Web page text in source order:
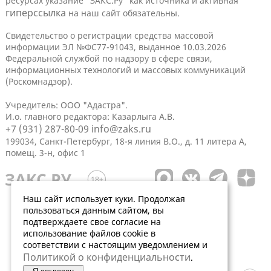
гиперссылка на наш сайт обязательны.
Свидетельство о регистрации средства массовой
информации ЭЛ №ФС77-91043, выданное 10.03.2026
Федеральной службой по надзору в сфере связи,
информационных технологий и массовых коммуникаций
(Роскомнадзор).
Учредитель: ООО "Адастра".
И.о. главного редактора: Казарлыга А.В.
+7 (931) 287-80-09 info@zaks.ru
199034, Санкт-Петербург, 18-я линия В.О., д. 11 литера А,
помещ. 3-н, офис 1
Наш сайт использует куки. Продолжая
пользоваться данным сайтом, вы
подтверждаете свое согласие на
использование файлов cookie в
соответствии с настоящим уведомлением и
Политикой о конфиденциальности.